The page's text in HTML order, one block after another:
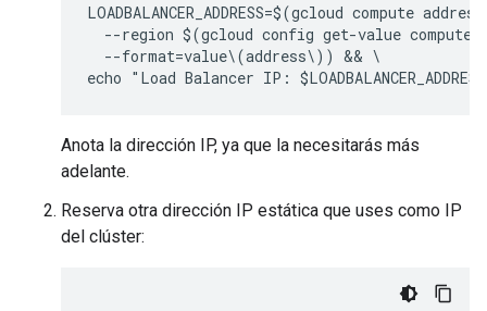
LOADBALANCER_ADDRESS=$(gcloud compute
--region $(gcloud config get-value compute/
  --format=value\(address\)) && \
Anota la dirección IP, ya que la necesitarás más
adelante.
Reserva otra dirección IP estática que uses como IP
del clúster: